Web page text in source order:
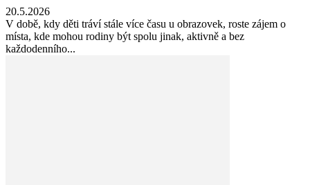
20.5.2026
V době, kdy děti tráví stále více času u obrazovek, roste zájem o
místa, kde mohou rodiny být spolu jinak, aktivně a bez
každodenního...